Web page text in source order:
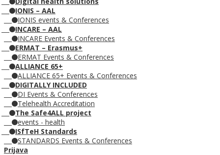
IONIS – AAL
IONIS events & Conferences
INCARE – AAL
INCARE Events & Conferences
ERMAT – Erasmus+
ERMAT Events & Conferences
ALLIANCE 65+
ALLIANCE 65+ Events & Conferences
DIGITALLY INCLUDED
DI Events & Conferences
Telehealth Accreditation
The Safe4ALL project
events - health
ISfTeH Standards
STANDARDS Events & Conferences
Prijava